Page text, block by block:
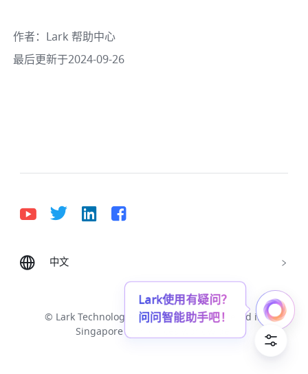
作者： Lark 帮助中心
最后更新于2024-09-26
中文
Deutsch English
Português (Brasil)
Tiếng Việt
ไทย 한국어 日本語
中文
© Lark Technologies Pte. Ltd. Headquartered in
Singapore with offices worldwide.
Lark使用有疑问？
问问智能助手吧！